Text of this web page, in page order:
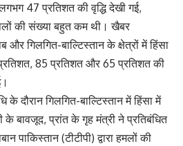
47 प्रतिशत की वृद्धि देखी गई,
की संख्या बहुत कम थी। खैबर
और गिलगित-बाल्टिस्तान के क्षेत्रों में हिंसा
85 प्रतिशत और 65 प्रतिशत की
के दौरान गिलगित-बाल्टिस्तान में हिंसा में
बावजूद, प्रांत के गृह मंत्री ने प्रतिबंधित
पाकिस्तान (टीटीपी) द्वारा हमलों की